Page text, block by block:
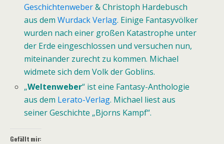
Geschichtenweber& Christoph Hardebusch
aus demWurdack Verlag. Einige Fantasyvölker
wurden nach einer großen Katastrophe unter
der Erde eingeschlossen und versuchen nun,
miteinander zurecht zu kommen. Michael
widmete sich dem Volk der Goblins.
„Weltenweber“ ist eine Fantasy-Anthologie
aus dem Lerato-Verlag. Michael liest aus
seiner Geschichte „Bjorns Kampf“.
Gefällt mir: